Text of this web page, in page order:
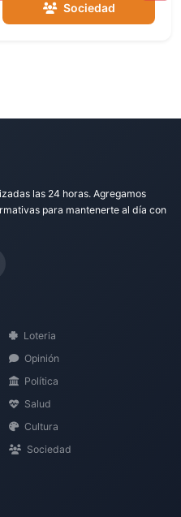
Sociedad
las 24 horas. Agregamos
para mantenerte al día con
Loteria
Opinión
Política
Salud
Cultura
Sociedad